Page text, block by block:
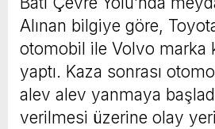
Alınan bilgiye göre,
otomobil ile Volvo marka
yaptı. Kaza sonrası
alev alev yanmaya
verilmesi üzerine olay